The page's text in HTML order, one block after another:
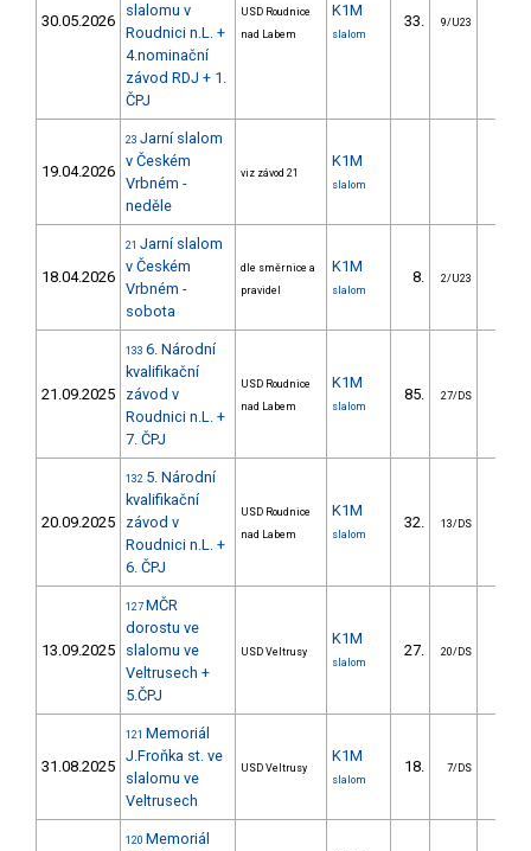
30.05.2026
slalomu v
Roudnici n.L. +
4.nominační
závod RDJ + 1.
ČPJ
USD Roudnice
nad Labem
K1M
slalom
33. 9/U23
19.04.2026
23 Jarní slalom
v Českém
Vrbném -
neděle
viz závod 21
K1M
slalom
18.04.2026
21 Jarní slalom
v Českém
Vrbném -
sobota
dle směrnice a
pravidel
K1M
slalom
8. 2/U23
21.09.2025
133 6. Národní
kvalifikační
závod v
Roudnici n.L. +
7. ČPJ
USD Roudnice
nad Labem
K1M
slalom
85. 27/DS
20.09.2025
132 5. Národní
kvalifikační
závod v
Roudnici n.L. +
6. ČPJ
USD Roudnice
nad Labem
K1M
slalom
32. 13/DS
13.09.2025
127 MČR
dorostu ve
slalomu ve
Veltrusech +
5.ČPJ
USD Veltrusy
K1M
slalom
27. 20/DS
31.08.2025
121 Memoriál
J.Froňka st. ve
slalomu ve
Veltrusech
USD Veltrusy
K1M
slalom
18. 7/DS
120 Memoriál